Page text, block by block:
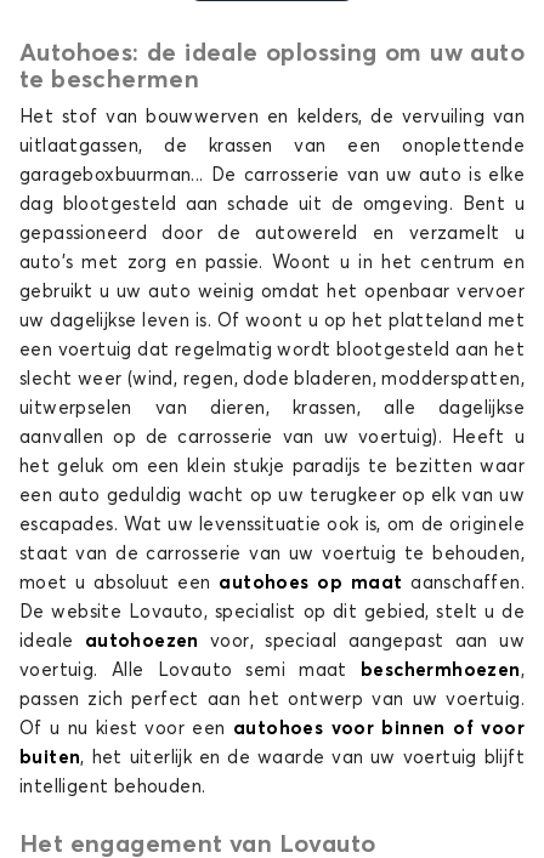
Autohoes voor RENAULT 25
Autohoes voor RENAULT 5
5 E-TECH
Autohoes voor RENAULT 5 E-TECH
ARKANA
Autohoes: de ideale oplossing om uw auto
te beschermen
Het stof van bouwwerven en kelders, de vervuiling van
uitlaatgassen, de krassen van een onoplettende
garageboxbuurman... De carrosserie van uw auto is elke
dag blootgesteld aan schade uit de omgeving. Bent u
gepassioneerd door de autowereld en verzamelt u
auto's met zorg en passie. Woont u in het centrum en
gebruikt u uw auto weinig omdat het openbaar vervoer
uw dagelijkse leven is. Of woont u op het platteland met
een voertuig dat regelmatig wordt blootgesteld aan het
slecht weer (wind, regen, dode bladeren, modderspatten,
uitwerpselen van dieren, krassen, alle dagelijkse
aanvallen op de carrosserie van uw voertuig). Heeft u
het geluk om een klein stukje paradijs te bezitten waar
een auto geduldig wacht op uw terugkeer op elk van uw
escapades. Wat uw levenssituatie ook is, om de originele
staat van de carrosserie van uw voertuig te behouden,
moet u absoluut een autohoes op maataanschaffen.
De website Lovauto, specialist op dit gebied, stelt u de
ideale autohoezen
voor, speciaal aangepast aan uw
voertuig. Alle Lovauto semi maat
beschermhoezen,
passen zich perfect aan het ontwerp van uw voertuig.
Of u nu kiest voor een autohoes voor binnen of voor
buiten, het uiterlijk en de waarde van uw voertuig blijft
intelligent behouden.
Het engagement van Lovauto